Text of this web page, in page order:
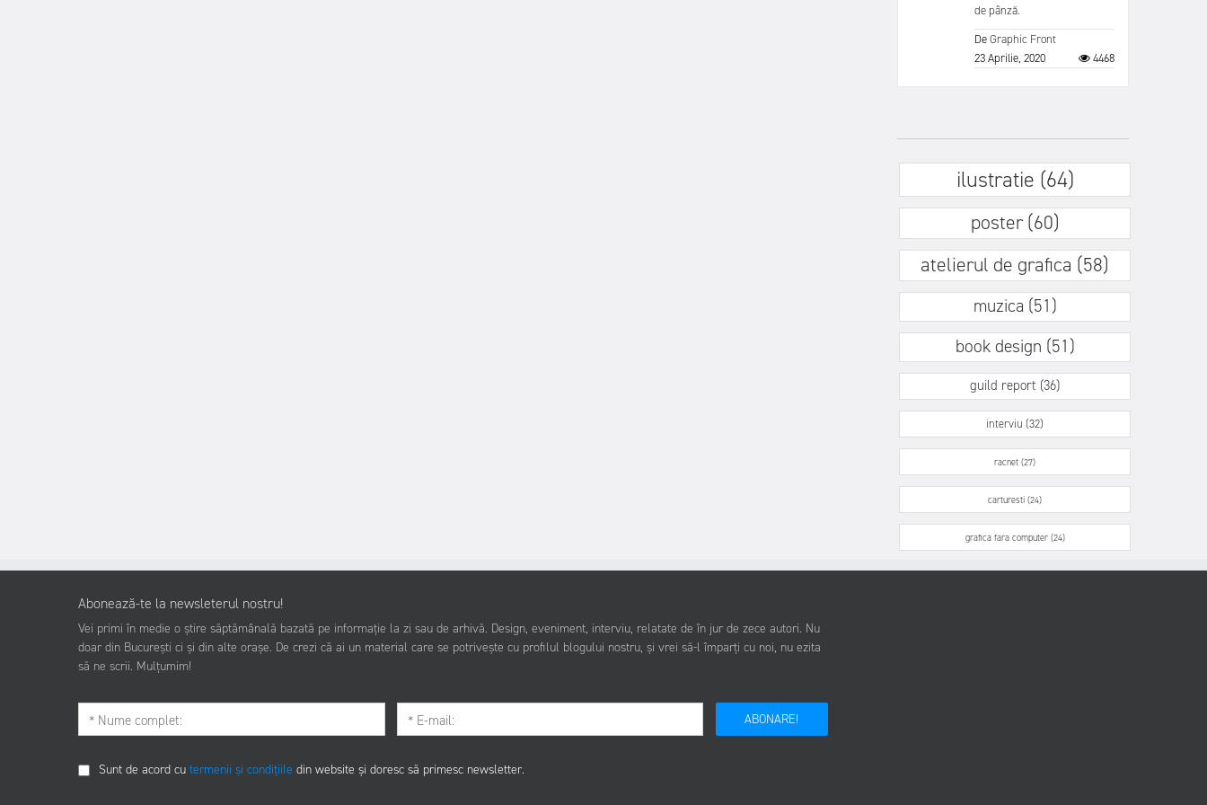
de pânză.
DeGraphic Front
23 Aprilie, 2020
4468
ilustratie (64)
poster (60)
atelierul de grafica (58)
muzica (51)
book design (51)
guild report (36)
interviu (32)
racnet (27)
carturesti (24)
grafica fara computer (24)
Abonează-te la newsleterul nostru!
Vei primi în medie o știre săptămânală bazată pe informație la zi sau de arhivă. Design, eveniment, interviu, relatate de în jur de zece autori. Nu
doar din București ci și din alte orașe. De crezi că ai un material care se potrivește cu profilul blogului nostru, și vrei să-l împarți cu noi, nu ezita
să ne scrii. Mulțumim!
ABONARE!
Sunt de acord cu termenii și condițiile din website și doresc să primesc newsletter.